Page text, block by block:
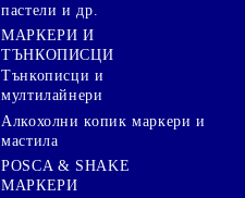
пастели и др.
МАРКЕРИ И
ТЪНКОПИСЦИ
Тънкописци и
мултилайнери
Алкохолни копик маркери и
мастила
POSCA & SHAKE
МАРКЕРИ